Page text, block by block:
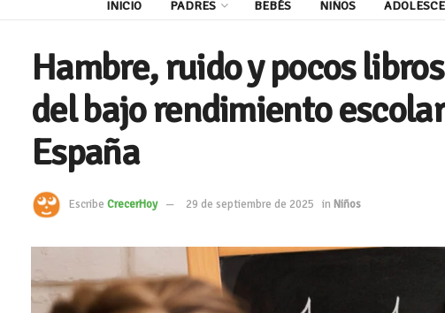
INICIO PADRES BEBÉS NIÑOS
Hambre, ruido y pocos
del bajo rendimiento
España
Escribe CrecerHoy 29 de septiembre de 2025 in Niños